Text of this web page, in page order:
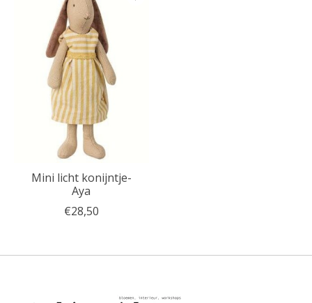
Mini licht konijntje-
Aya
€28,50